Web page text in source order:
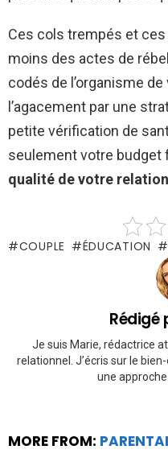
Ces cols trempés et
moins des actes de
codés de l’organisme
l’agacement par une
petite vérification de
seulement votre
qualité de votre relation
COUPLE ÉDUCATION
Rédigé
Je suis Marie, rédactrice
relationnel. J’écris sur le
une
MORE FROM: